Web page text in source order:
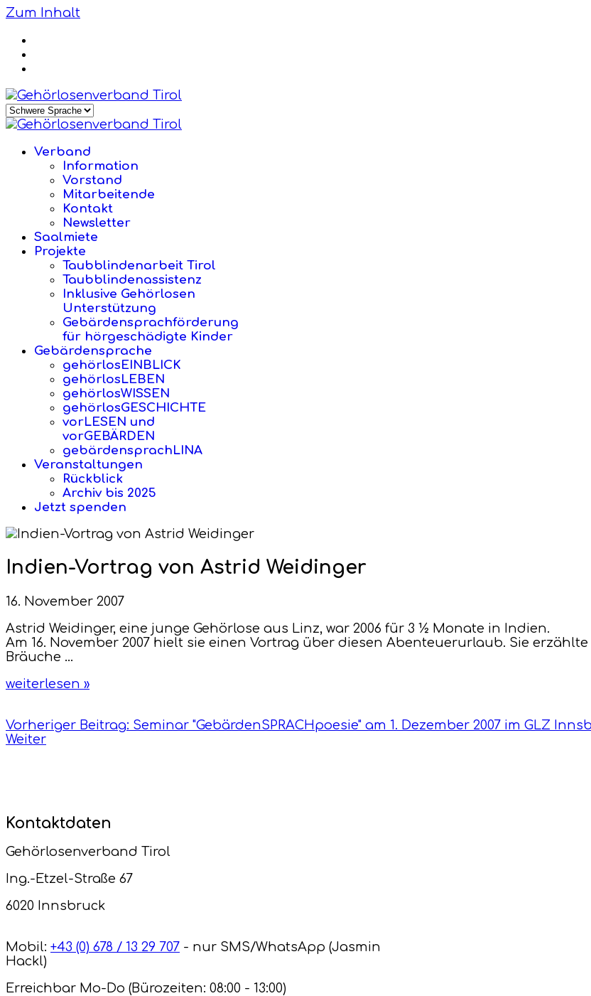
Zum Inhalt
Verband
Information
Vorstand
Mitarbeitende
Kontakt
Newsletter
Saalmiete
Projekte
Taubblindenarbeit Tirol
Taubblindenassistenz
Inklusive Gehörlosen
Unterstützung
Gebärdensprachförderung
für hörgeschädigte Kinder
Gebärdensprache
gehörlosEINBLICK
gehörlosLEBEN
gehörlosWISSEN
gehörlosGESCHICHTE
vorLESEN und
vorGEBÄRDEN
gebärdensprachLINA
Veranstaltungen
Rückblick
Archiv bis 2025
Jetzt spenden
Indien-Vortrag von Astrid Weidinger
16. November 2007
Astrid Weidinger, eine junge Gehörlose aus Linz, war 2006 für 3 ½ Monate in Indien.
Am 16. November 2007 hielt sie einen Vortrag über diesen Abenteuerurlaub. Sie
Bräuche ...
weiterlesen »
Vorheriger Beitrag: Seminar "GebärdenSPRACHpoesie" am 1. Dezember 2007 im GLZ
Weiter
Kontaktdaten
Gehörlosenverband Tirol
Ing.-Etzel-Straße 67
6020 Innsbruck
Mobil: +43 (0) 678 / 13 29 707 - nur SMS/WhatsApp (Jasmin
Hackl)
Erreichbar Mo-Do (Bürozeiten: 08:00 - 13:00)